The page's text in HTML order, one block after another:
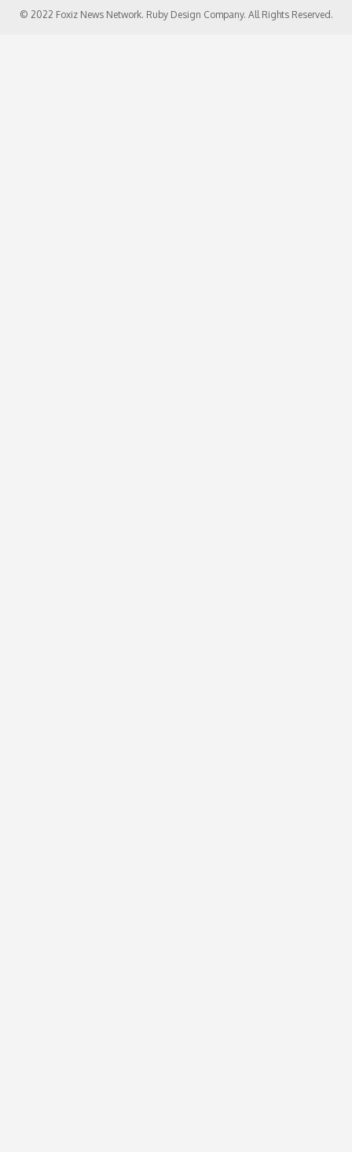
© 2022 Foxiz News Network. Ruby Design Company. All Rights Reserved.